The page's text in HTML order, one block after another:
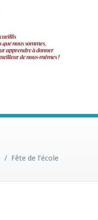
/ Fête de l’école